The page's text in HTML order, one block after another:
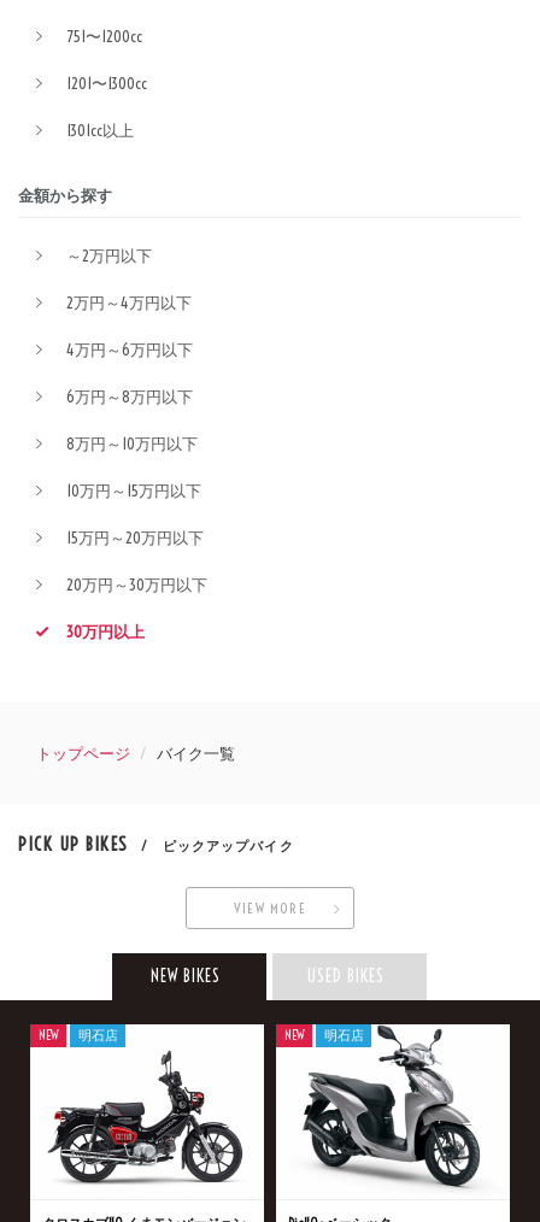
751〜1200cc
1201〜1300cc
1301cc以上
金額から探す
～2万円以下
2万円～4万円以下
4万円～6万円以下
6万円～8万円以下
8万円～10万円以下
10万円～15万円以下
15万円～20万円以下
20万円～30万円以下
30万円以上
トップページ バイク一覧
PICK UP BIKES / ピックアップバイク
VIEW MORE
NEW BIKES USED BIKES
NEW 明石店 NEW 明石店